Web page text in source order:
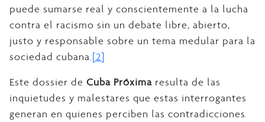
puede sumarse real y conscientemente a la lucha
contra el racismo sin un debate libre, abierto,
justo y responsable sobre un tema medular para la
sociedad cubana.[2]
Este dossier de Cuba Próxima resulta de las
inquietudes y malestares que estas interrogantes
generan en quienes perciben las contradicciones